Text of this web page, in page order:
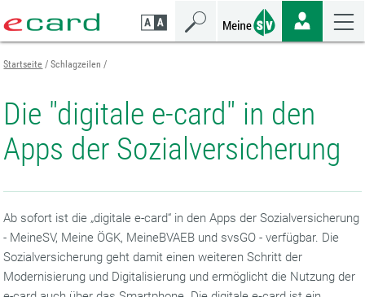
Seiteninhalt
springen
Navigation
springen
Mobilen
Navigation
springen
Startseite Schlagzeilen
Die "digitale e-card" in den
Apps der Sozialversicherung
Ab sofort ist die „digitale e-card“ in den Apps der Sozialversicherung
- MeineSV, Meine ÖGK, MeineBVAEB und svsGO - verfügbar. Die
Sozialversicherung geht damit einen weiteren Schritt der
Modernisierung und Digitalisierung und ermöglicht die Nutzung der